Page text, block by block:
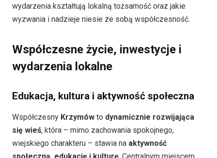
wydarzenia kształtują lokalną tożsamość oraz jakie
wyzwania i nadzieje niesie ze sobą współczesność.
Współczesne życie, inwestycje i
wydarzenia lokalne
Edukacja, kultura i aktywność społeczna
Współczesny Krzymów to dynamicznie rozwijająca
się wieś, która – mimo zachowania spokojnego,
wiejskiego charakteru – stawia na aktywność